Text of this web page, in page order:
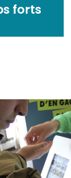
forts